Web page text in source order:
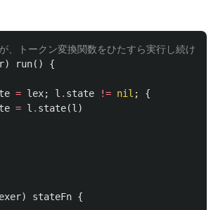
トークン変換関数をひたすら実行し続けます
) run() {
= lex; l . state != nil ;
{
= l . state(l )
) stateFn {